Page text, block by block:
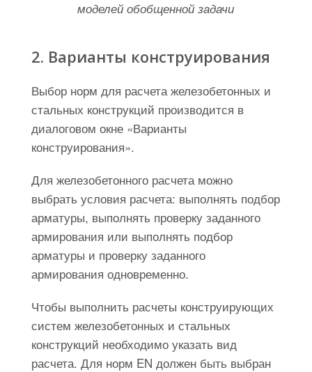
моделей обобщенной задачи
2. Варианты конструирования
Выбор норм для расчета железобетонных и
стальных конструкций производится в
диалоговом окне «Варианты
конструирования».
Для железобетонного расчета можно
выбрать условия расчета: выполнять подбор
арматуры, выполнять проверку заданного
армирования или выполнять подбор
арматуры и проверку заданного
армирования одновременно.
Чтобы выполнить расчеты конструирующих
систем железобетонных и стальных
конструкций необходимо указать вид
расчета. Для норм EN должен быть выбран